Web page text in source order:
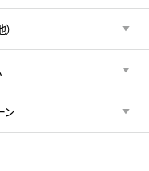
ン